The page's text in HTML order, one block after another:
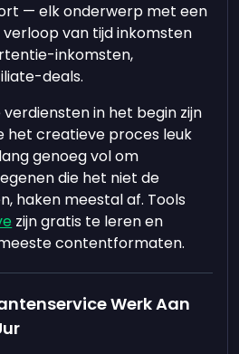
— elk onderwerp met een
van tijd inkomsten
inkomsten,
deals.
in het begin zijn
het creatieve proces leuk
genoeg vol om
die het niet de
haken meestal af. Tools
zijn gratis te leren en
contentformaten.
Werk Aan